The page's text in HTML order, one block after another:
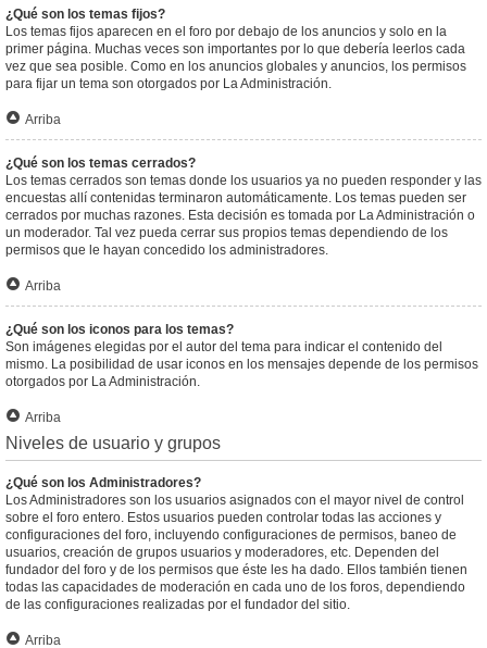
¿Qué son los temas fijos?
Los temas fijos aparecen en el foro por debajo de los anuncios y solo en la
primer página. Muchas veces son importantes por lo que debería leerlos cada
vez que sea posible. Como en los anuncios globales y anuncios, los permisos
para fijar un tema son otorgados por La Administración.
Arriba
¿Qué son los temas cerrados?
Los temas cerrados son temas donde los usuarios ya no pueden responder y las
encuestas allí contenidas terminaron automáticamente. Los temas pueden ser
cerrados por muchas razones. Esta decisión es tomada por La Administración o
un moderador. Tal vez pueda cerrar sus propios temas dependiendo de los
permisos que le hayan concedido los administradores.
Arriba
¿Qué son los iconos para los temas?
Son imágenes elegidas por el autor del tema para indicar el contenido del
mismo. La posibilidad de usar iconos en los mensajes depende de los permisos
otorgados por La Administración.
Arriba
Niveles de usuario y grupos
¿Qué son los Administradores?
Los Administradores son los usuarios asignados con el mayor nivel de control
sobre el foro entero. Estos usuarios pueden controlar todas las acciones y
configuraciones del foro, incluyendo configuraciones de permisos, baneo de
usuarios, creación de grupos usuarios y moderadores, etc. Dependen del
fundador del foro y de los permisos que éste les ha dado. Ellos también tienen
todas las capacidades de moderación en cada uno de los foros, dependiendo
de las configuraciones realizadas por el fundador del sitio.
Arriba